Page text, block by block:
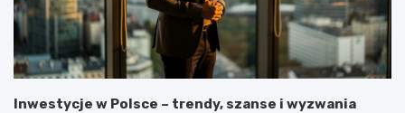
Inwestycje w Polsce – trendy, szanse i wyzwania